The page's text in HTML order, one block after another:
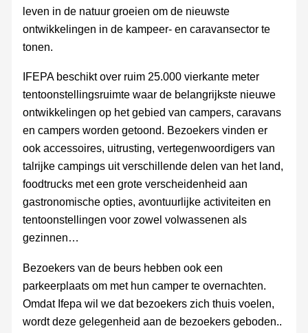
leven in de natuur groeien om de nieuwste
ontwikkelingen in de kampeer- en caravansector te
tonen.
IFEPA beschikt over ruim 25.000 vierkante meter
tentoonstellingsruimte waar de belangrijkste nieuwe
ontwikkelingen op het gebied van campers, caravans
en campers worden getoond. Bezoekers vinden er
ook accessoires, uitrusting, vertegenwoordigers van
talrijke campings uit verschillende delen van het land,
foodtrucks met een grote verscheidenheid aan
gastronomische opties, avontuurlijke activiteiten en
tentoonstellingen voor zowel volwassenen als
gezinnen…
Bezoekers van de beurs hebben ook een
parkeerplaats om met hun camper te overnachten.
Omdat Ifepa wil we dat bezoekers zich thuis voelen,
wordt deze gelegenheid aan de bezoekers geboden..